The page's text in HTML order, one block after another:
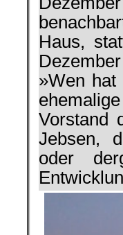
Haus,
»Wen hat
Vorstand
Jebsen,
oder